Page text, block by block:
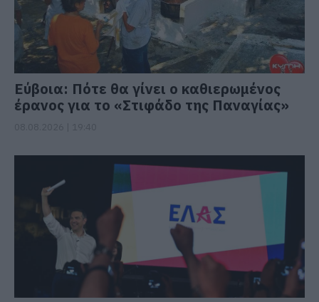
Εύβοια: Πότε θα γίνει ο καθιερωμένος
έρανος για το «Στιφάδο της Παναγίας»